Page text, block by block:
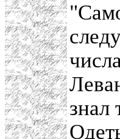
знал